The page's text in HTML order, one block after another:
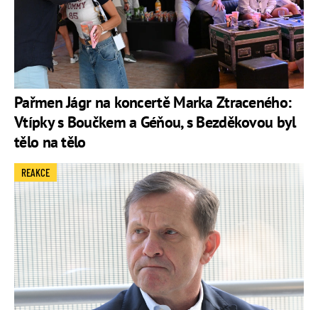
Pařmen Jágr na koncertě Marka Ztraceného:
Vtípky s Boučkem a Géňou, s Bezděkovou byl
tělo na tělo
REAKCE